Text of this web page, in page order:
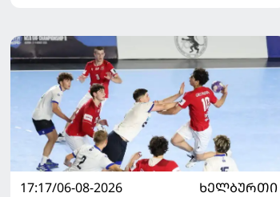
17:17/06-08-2026
ᲮᲔᲚᲑᲣᲠᲗᲘ